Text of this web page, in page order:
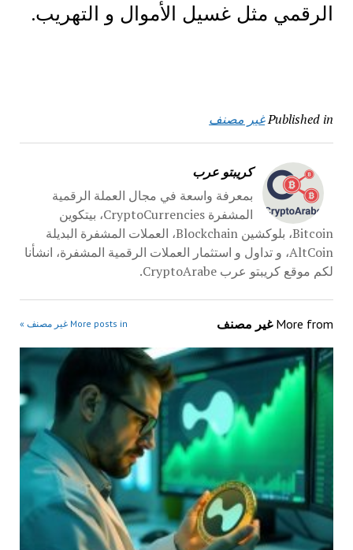
الرقمي مثل غسيل الأموال و التهريب.
Published inغير مصنف
كريبتو عرب
بمعرفة واسعة في مجال العملة الرقمية
المشفرة CryptoCurrencies، بيتكوين
Bitcoin، بلوكشين Blockchain، العملات المشفرة البديلة
AltCoin، و تداول و استثمار العملات الرقمية المشفرة، انشأنا
لكم موقع كريبتو عرب CryptoArabe.
More from غير مصنف More posts in غير مصنف »